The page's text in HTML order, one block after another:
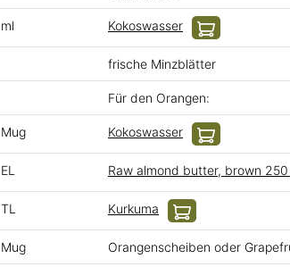
ml Kokoswasser
frische Minzblätter
Für den Orangen:
Mug Kokoswasser
EL Raw almond butter, brown
TL Kurkuma
Mug Orangenscheiben oder